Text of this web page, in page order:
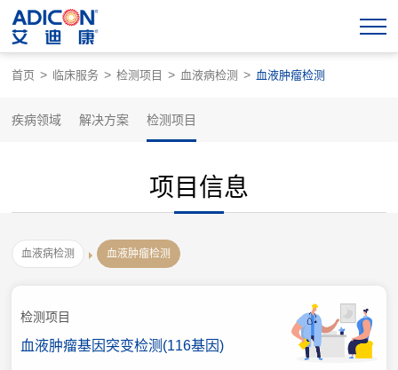
首页 > 临床服务 > 检测项目 > 血液病检测 > 血液肿瘤检测
疾病领域 解决方案 检测项目
项目信息
血液病检测 血液肿瘤检测
检测项目
血液肿瘤基因突变检测(116基因)